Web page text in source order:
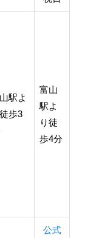
駅よ
歩3
富山
駅よ
り徒
歩4分
公式